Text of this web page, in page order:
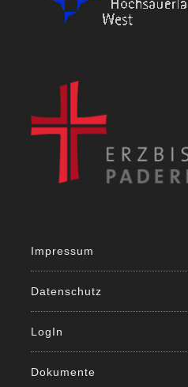
Impressum
Datenschutz
LogIn
Dokumente